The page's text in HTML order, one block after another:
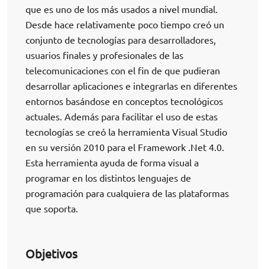
que es uno de los más usados a nivel mundial.
Desde hace relativamente poco tiempo creó un
conjunto de tecnologías para desarrolladores,
usuarios finales y profesionales de las
telecomunicaciones con el fin de que pudieran
desarrollar aplicaciones e integrarlas en diferentes
entornos basándose en conceptos tecnológicos
actuales. Además para facilitar el uso de estas
tecnologías se creó la herramienta Visual Studio
en su versión 2010 para el Framework .Net 4.0.
Esta herramienta ayuda de forma visual a
programar en los distintos lenguajes de
programación para cualquiera de las plataformas
que soporta.
Objetivos